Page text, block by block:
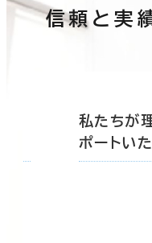
信頼と実
私たちが
ポートい